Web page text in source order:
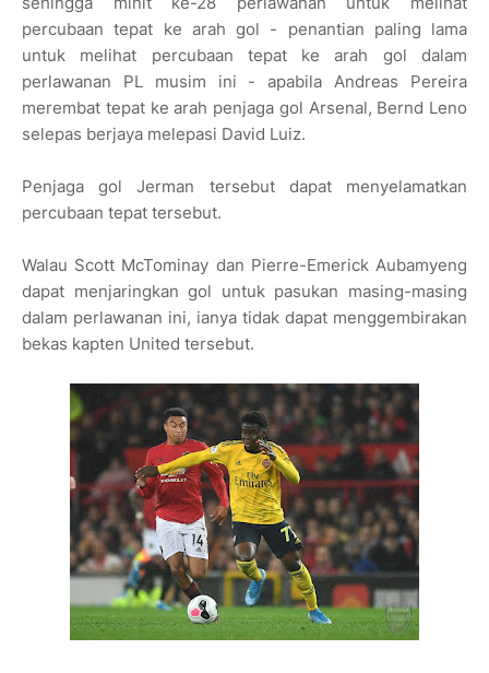
percubaan tepat ke arah gol - penantian paling lama
untuk melihat percubaan tepat ke arah gol dalam
perlawanan PL musim ini - apabila Andreas Pereira
merembat tepat ke arah penjaga gol Arsenal, Bernd Leno
selepas berjaya melepasi David Luiz.
Penjaga gol Jerman tersebut dapat menyelamatkan
percubaan tepat tersebut.
Walau Scott McTominay dan Pierre-Emerick Aubamyeng
dapat menjaringkan gol untuk pasukan masing-masing
dalam perlawanan ini, ianya tidak dapat menggembirakan
bekas kapten United tersebut.